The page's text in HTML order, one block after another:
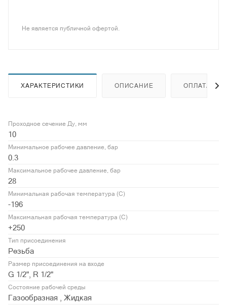
Не является публичной офертой.
ХАРАКТЕРИСТИКИ ОПИСАНИЕ ОПЛАТА
Проходное сечение Ду, мм
10
Минимальное рабочее давление, бар
0.3
Максимальное рабочее давление, бар
28
Минимальная рабочая температура (С)
-196
Максимальная рабочая температура (С)
+250
Тип присоединения
Резьба
Размер присоединения на входе
G 1/2", R 1/2"
Состояние рабочей среды
Газообразная , Жидкая